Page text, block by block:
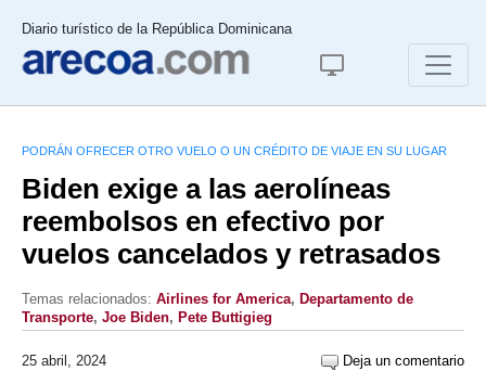
Diario turístico de la República Dominicana
PODRÁN OFRECER OTRO VUELO O UN CRÉDITO DE VIAJE EN SU LUGAR
Biden exige a las aerolíneas
reembolsos en efectivo por
vuelos cancelados y retrasados
Temas relacionados: Airlines for America, Departamento de
Transporte, Joe Biden, Pete Buttigieg
25 abril, 2024 Deja un comentario